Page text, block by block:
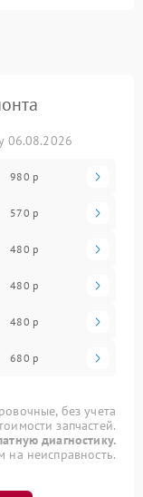
06.08.2026
980 р
570 р
480 р
480 р
480 р
680 р
без учета
запчастей.
диагностику.
неисправность.